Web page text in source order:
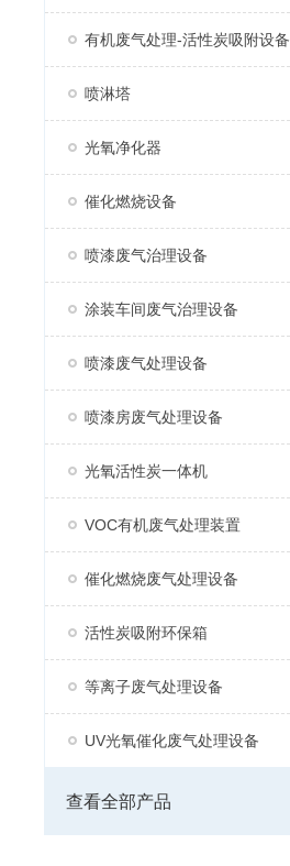
有机废气处理-活性炭吸附设备
喷淋塔
光氧净化器
催化燃烧设备
喷漆废气治理设备
涂装车间废气治理设备
喷漆废气处理设备
喷漆房废气处理设备
光氧活性炭一体机
VOC有机废气处理装置
催化燃烧废气处理设备
活性炭吸附环保箱
等离子废气处理设备
UV光氧催化废气处理设备
查看全部产品